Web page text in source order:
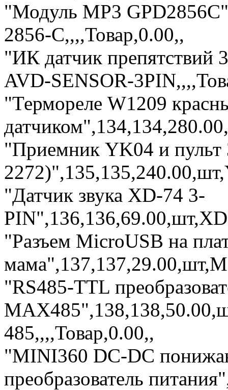
"Модуль MP3
2856-C,,,,Товар,0.00,,
"ИК датчик препятствий
AVD-SENSOR-
"Термореле W1209
"Приемник YK04 и пульт
"Датчик звука XD-74 3-
"Разъем MicroUSB на
"RS485-TTL
485,,,,Товар,0.00,,
"MINI360 DC-DC
преобразователь